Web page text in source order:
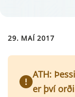
29. MAÍ 2017
ATH:
er því